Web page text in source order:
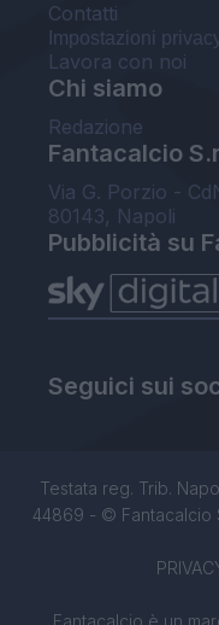
Contatti
Impostazioni
Lavora con noi
Chi siamo
Redazione
Fantacalcio
Via G. Porzio -
80143, Napoli
Pubblicità su
Seguici sui
Testata reg. Trib.
44869 - © Fantacalcio
Fantacalcio è un